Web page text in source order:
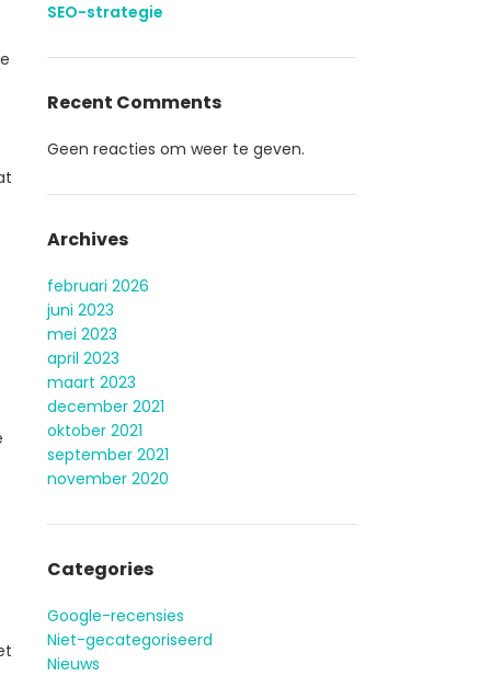
SEO-strategie
Recent Comments
Geen reacties om weer te geven.
Archives
februari 2026
juni 2023
mei 2023
april 2023
maart 2023
december 2021
oktober 2021
september 2021
november 2020
Categories
Google-recensies
Niet-gecategoriseerd
Nieuws